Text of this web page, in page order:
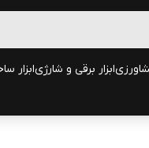
ابزار برقی و شارژیابزار